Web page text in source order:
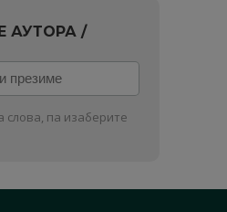
АУТОРА /
слова, па изаберите